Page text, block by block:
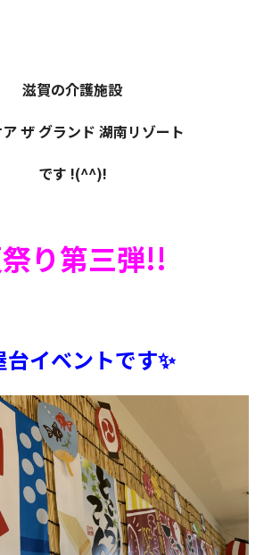
滋賀の介護施設
ザ グランド 湖南リゾート
です !(^^)!
り第三弾!!
台イベントです✨